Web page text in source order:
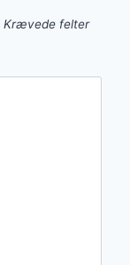
Krævede felter